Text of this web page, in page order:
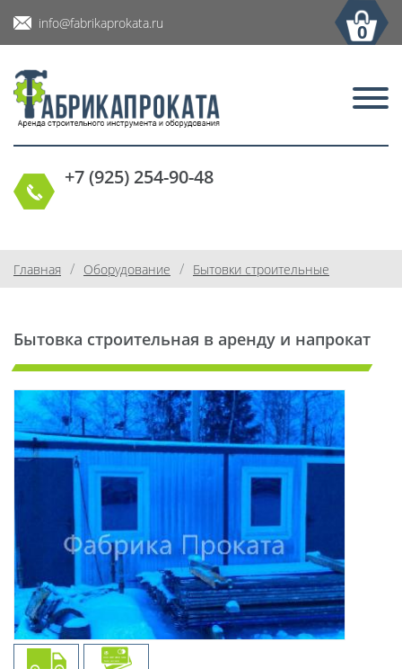
info@fabrikaprokata.ru 0
+7 (925) 254-90-48
Главная / Оборудование / Бытовки строительные
Бытовка строительная в аренду и напрокат